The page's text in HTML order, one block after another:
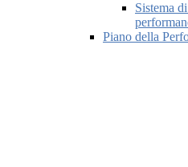
Sistema
Piano della